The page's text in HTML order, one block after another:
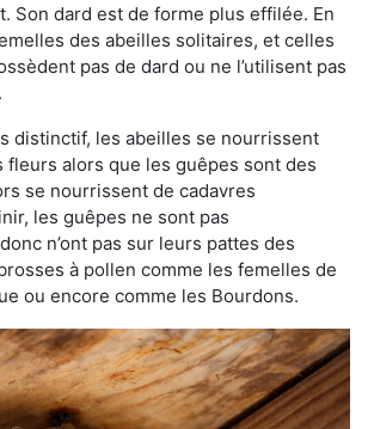
Son dard est de forme plus effilée. En
des abeilles solitaires, et celles
pas de dard ou ne l’utilisent pas
distinctif, les abeilles se nourrissent
fleurs alors que les guêpes sont des
se nourrissent de cadavres
les guêpes ne sont pas
n’ont pas sur leurs pattes des
à pollen comme les femelles de
ou encore comme les Bourdons.